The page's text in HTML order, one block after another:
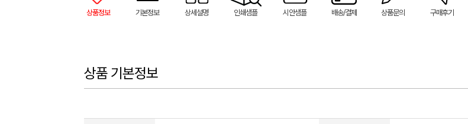
상품정보 기본정보 상세설명 인쇄샘플 시안샘플 배송/결제 상품문의 구매후기
상품 기본정보